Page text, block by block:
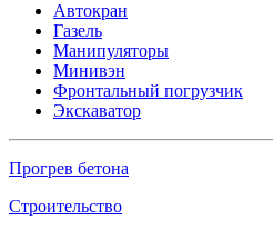
Автокран
Газель
Манипуляторы
Минивэн
Фронтальный погрузчик
Экскаватор
Прогрев бетона
Строительство